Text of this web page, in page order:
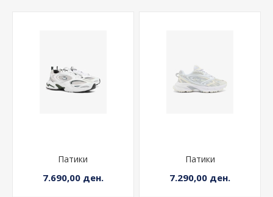
Патики
7.690,00 ден.
Патики
7.290,00 ден.